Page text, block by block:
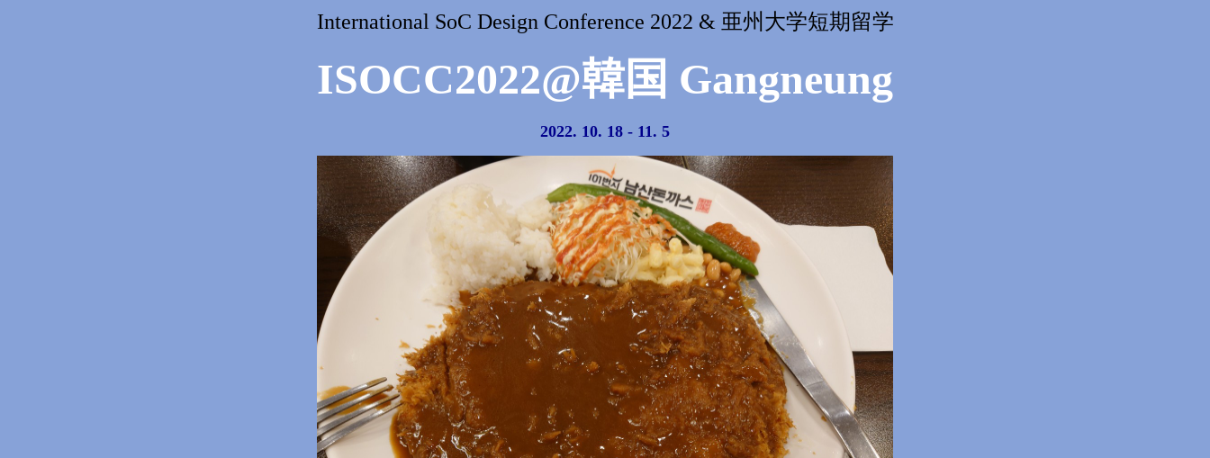
International SoC Design Conference 2022 & 亜州大学短期留学
ISOCC2022@韓国 Gangneung
2022. 10. 18 - 11. 5